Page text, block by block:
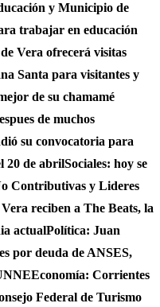
y Municipio de
trabajar en educación
Vera ofrecerá visitas
Santa para visitantes y
de su chamamé
de muchos
su convocatoria para
20 de abrilSociales: hoy se
Contributivas y Lideres
reciben a The Beats, la
actualPolítica: Juan
por deuda de ANSES,
Economía: Corrientes
Federal de Turismo